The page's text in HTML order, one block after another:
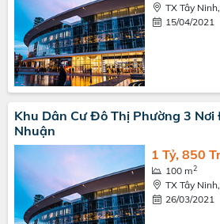
TX Tây
15/04/2021
Khu Dân Cư Đô Thị Phường 3 Nơi
Nhuận
1 Tỷ, 850
100 m2
TX Tây
26/03/2021